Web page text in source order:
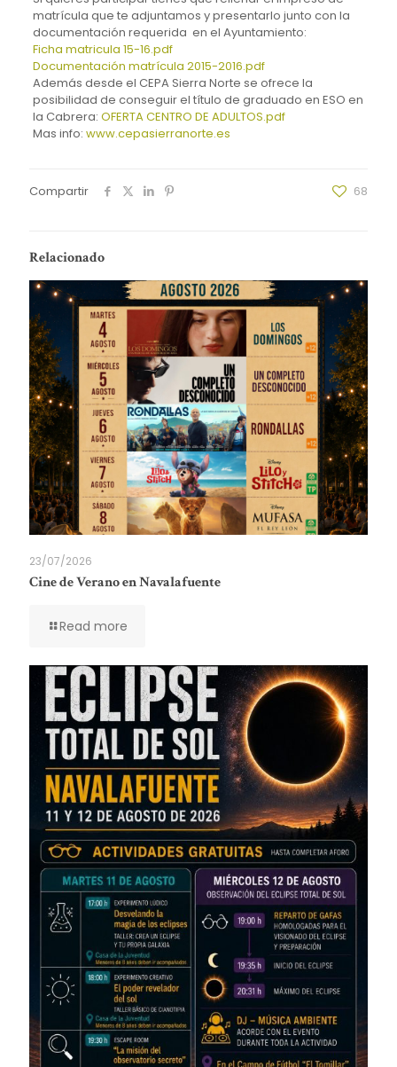
matrícula que te adjuntamos y presentarlo junto con la
documentación requerida en el Ayuntamiento:
Ficha matricula 15-16.pdf
Documentación matrícula 2015-2016.pdf
Además desde el CEPA Sierra Norte se ofrece la
posibilidad de conseguir el título de graduado en ESO en
la Cabrera: OFERTA CENTRO DE ADULTOS.pdf
Mas info: www.cepasierranorte.es
Compartir 68
Relacionado
23/07/2026
Cine de Verano en Navalafuente
Read more